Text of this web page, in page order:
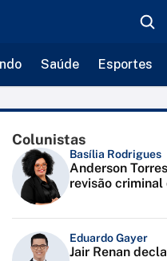
Saúde Esportes
Colunistas
Basília Rodrigues
Anderson
revisão
Eduardo Gayer
Jair Renan